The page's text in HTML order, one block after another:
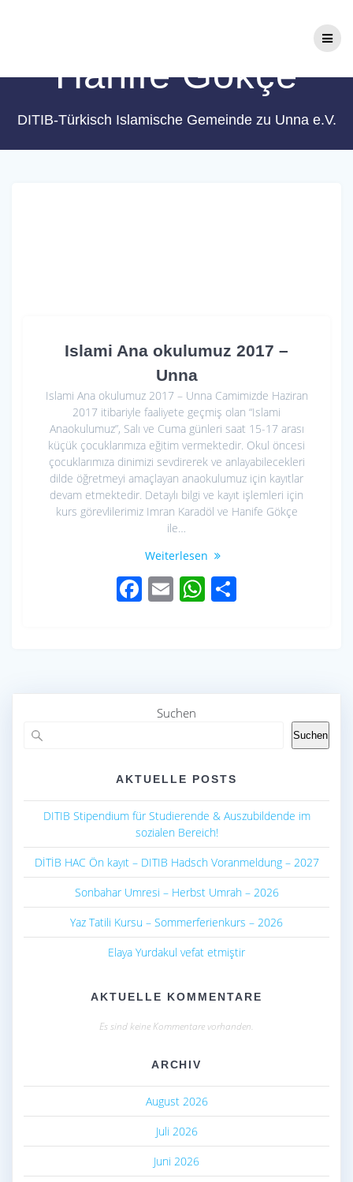
Hanife Gökçe
DITIB-Türkisch Islamische Gemeinde zu Unna e.V.
Islami Ana okulumuz 2017 –
Unna
Islami Ana okulumuz 2017 – Unna Camimizde Haziran
2017 itibariyle faaliyete geçmiş olan “Islami
Anaokulumuz”, Salı ve Cuma günleri saat 15-17 arası
küçük çocuklarımıza eğitim vermektedir. Okul öncesi
çocuklarımıza dinimizi sevdirerek ve anlayabilecekleri
dilde öğretmeyi amaçlayan anaokulumuz için kayıtlar
devam etmektedir. Detaylı bilgi ve kayıt işlemleri için
kurs görevlilerimiz Imran Karadöl ve Hanife Gökçe
ile…
Weiterlesen
F
o
E W
Suchen
Suchen
AKTUELLE POSTS
DITIB Stipendium für Studierende & Auszubildende im
sozialen Bereich!
DİTİB HAC Ön kayıt – DITIB Hadsch Voranmeldung – 2027
Sonbahar Umresi – Herbst Umrah – 2026
Yaz Tatili Kursu – Sommerferienkurs – 2026
Elaya Yurdakul vefat etmiştir
AKTUELLE KOMMENTARE
Es sind keine Kommentare vorhanden.
ARCHIV
August 2026
Juli 2026
Juni 2026